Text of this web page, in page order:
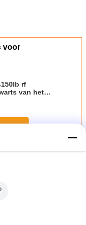
voor
rf
van het